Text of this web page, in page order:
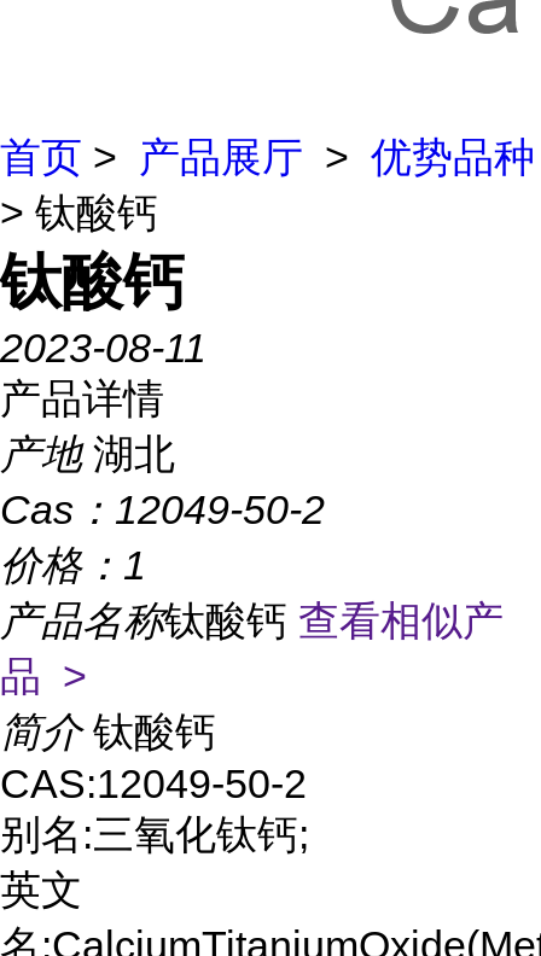
首页 > 产品展厅 > 优势品种
> 钛酸钙
钛酸钙
2023-08-11
产品详情
产地 湖北
Cas： 12049-50-2
价格： 1
产品名称钛酸钙 查看相似产
品 >
简介 钛酸钙
CAS:12049-50-2
别名:三氧化钛钙;
英文
名